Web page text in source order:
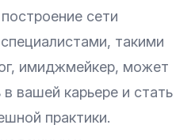
сети
такими
имиджмейкер, может
вашей карьере и стать
практики.